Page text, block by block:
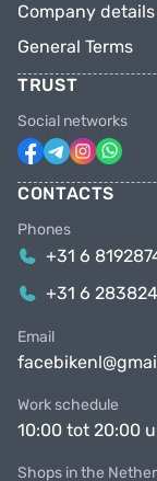
Company details
General Terms
TRUST
Social networks
CONTACTS
Phones
+31 6
+31 6
Email
Work schedule
10:00 tot 20:00
Shops in the